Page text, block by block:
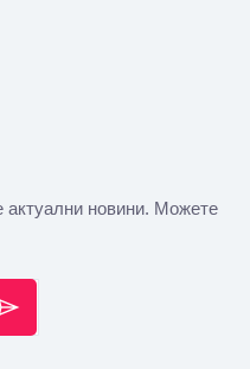
актуални новини. Можете